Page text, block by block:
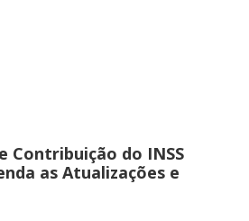
Contribuição do INSS
as Atualizações e